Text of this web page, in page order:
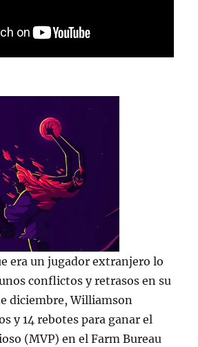
era un jugador extranjero lo
conflictos y retrasos en su
diciembre, Williamson
y 14 rebotes para ganar el
(MVP) en el Farm Bureau